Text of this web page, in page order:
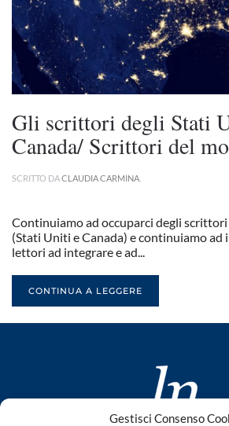
Gestisci Consenso
Gli scrittori degli Stati
Canada/ Scrittori del
SCRITTO DACLAUDIA CARMINA
Continuiamo ad occuparci degli
(Stati Uniti e Canada) e continuiamo ad
lettori ad integrare e ad...
CONTINUA A LEGGERE